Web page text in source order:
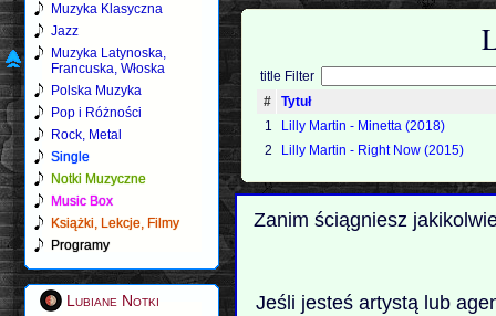
Muzyka Klasyczna
Jazz
Muzyka Latynoska,
Francuska, Włoska
Polska Muzyka
Pop i Różności
Rock, Metal
Single
Notki Muzyczne
Music Box
Książki, Lekcje, Filmy
Programy
Lubiane Notki
title Filter
#
Tytuł
1
Lilly Martin - Minetta (2018)
2
Lilly Martin - Right Now (2015)
Zanim ściągniesz
Jeśli jesteś artystą lub